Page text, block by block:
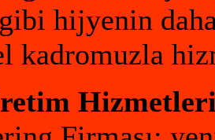
hijyenin
kadromuzla